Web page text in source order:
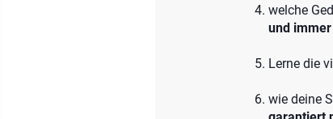
welche
und
Lerne die
wie deine